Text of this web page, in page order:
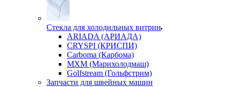
Стекла для холодильных витрин
ARIADA (АРИАДА)
CRYSPI (КРИСПИ)
Carboma (Карбома)
MXM (Марихолодмаш)
Golfstream (Гольфстрим)
Запчасти для швейных машин